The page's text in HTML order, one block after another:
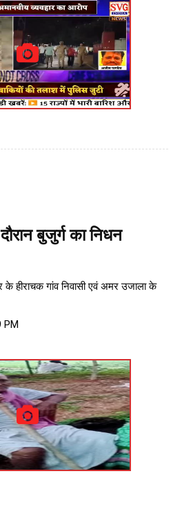
बुजुर्ग का निधन
के हीराचक गांव निवासी एवं अमर उजाला के
PM